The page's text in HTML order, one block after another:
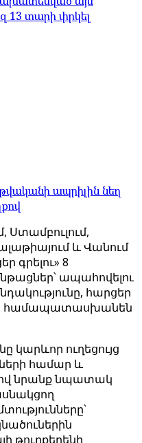
13 տարի փրկել
ապրիլին նեղ
Ստամբուլում,
և Վանում
գրելու» 8
ապահովելու
հարցեր
համապատասխանեն
կարևոր ուղեցույց
համար և
նրանք նպատակ
թուրքերենի